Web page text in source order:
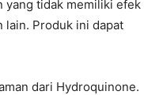
yang tidak memiliki efek
lain. Produk ini dapat
dari Hydroquinone.